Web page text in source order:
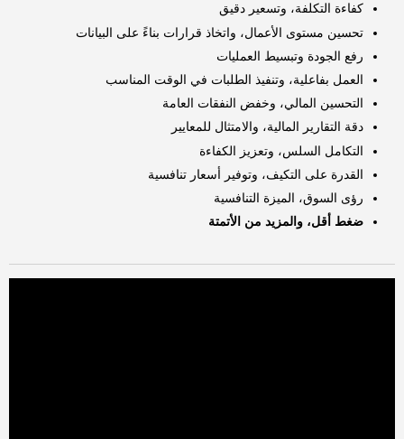
كفاءة التكلفة، وتسعير دقيق
تحسين مستوى الأعمال، واتخاذ قرارات بناءً على البيانات
رفع الجودة وتبسيط العمليات
العمل بفاعلية، وتنفيذ الطلبات في الوقت المناسب
التحسين المالي، وخفض النفقات العامة
دقة التقارير المالية، والامتثال للمعايير
التكامل السلس، وتعزيز الكفاءة
القدرة على التكيف، وتوفير أسعار تنافسية
رؤى السوق، الميزة التنافسية
ضغط أقل، والمزيد من الأتمتة